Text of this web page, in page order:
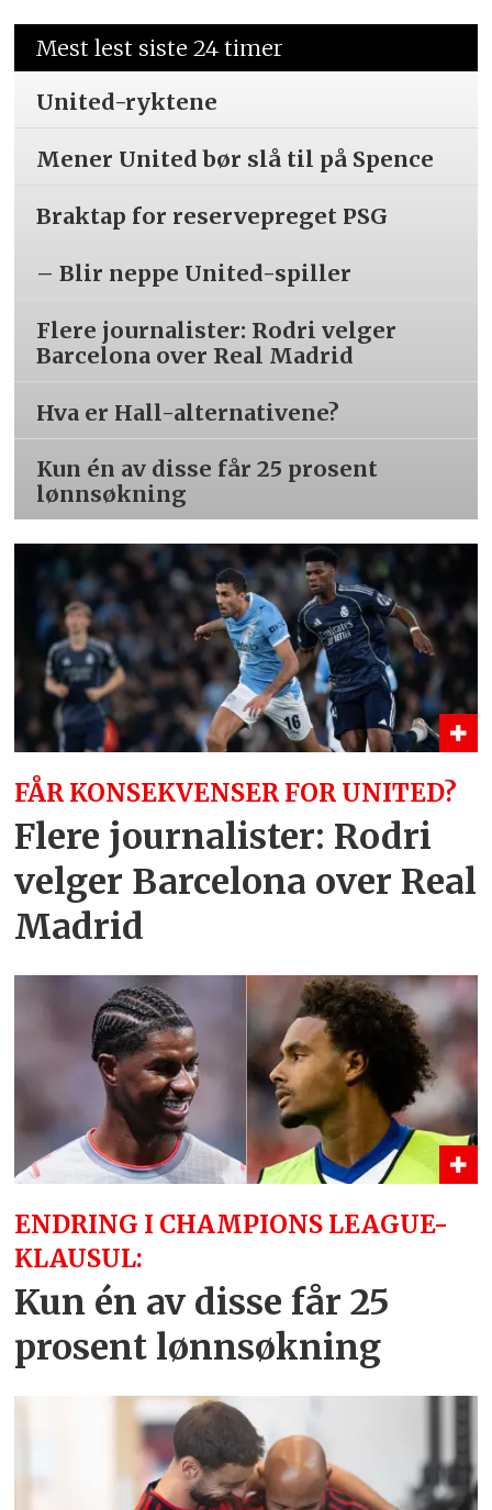
Mest lest siste 24 timer
United-ryktene
Mener United bør slå til på Spence
Braktap for reservepreget PSG
– Blir neppe United-spiller
Flere journalister: Rodri velger
Barcelona over Real Madrid
Hva er Hall-alternativene?
Kun én av disse får 25 prosent
lønnsøkning
FÅR KONSEKVENSER FOR UNITED?
Flere journalister: Rodri
velger Barcelona over Real
Madrid
ENDRING I CHAMPIONS LEAGUE-
KLAUSUL:
Kun én av disse får 25
prosent lønnsøkning